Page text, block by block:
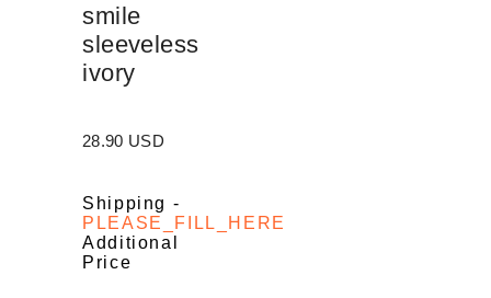
smile
sleeveless
ivory
28.90 USD
Shipping -
PLEASE_FILL_HERE
Additional
Price